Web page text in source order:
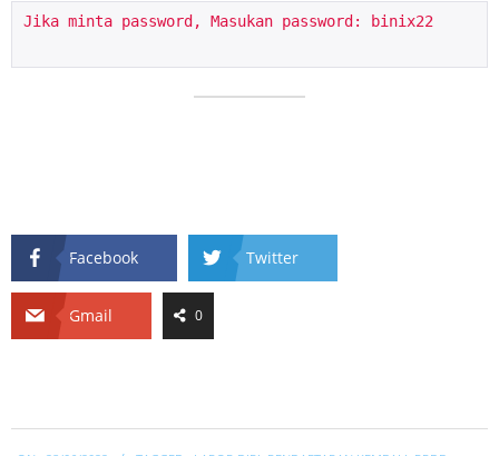
Jika minta password, Masukan password: binix22
Facebook Twitter
Gmail 0